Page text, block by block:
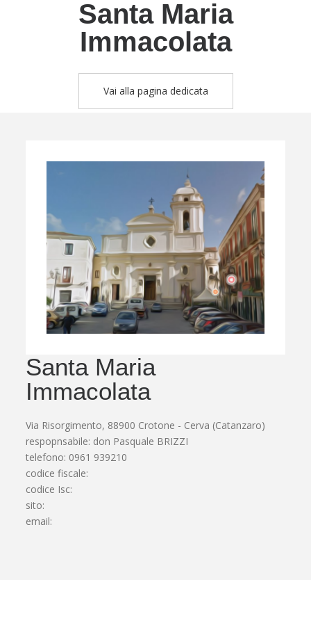
Santa Maria
Immacolata
Vai alla pagina dedicata
Santa Maria
Immacolata
Via Risorgimento, 88900 Crotone - Cerva (Catanzaro)
respopnsabile: don Pasquale BRIZZI
telefono: 0961 939210
codice fiscale:
codice Isc:
sito:
email: